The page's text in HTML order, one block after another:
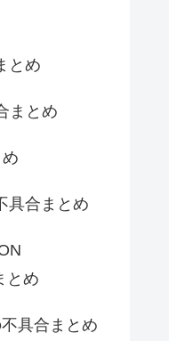
とめ
まとめ
具合まとめ
とめ
具合まとめ